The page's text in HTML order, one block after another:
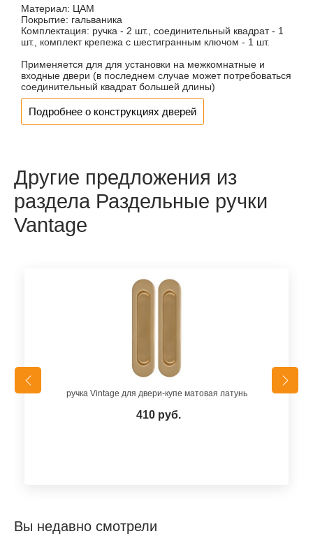
Материал: ЦАМ
Покрытие: гальваника
Комплектация: ручка - 2 шт., соединительный квадрат - 1
шт., комплект крепежа с шестигранным ключом - 1 шт.
Применяется для для установки на межкомнатные и
входные двери (в последнем случае может потребоваться
соединительный квадрат большей длины)
Подробнее о конструкциях дверей
Другие предложения из
раздела Раздельные ручки
Vantage
ручка Vintage для двери-купе матовая латунь
410 руб.
Вы недавно смотрели